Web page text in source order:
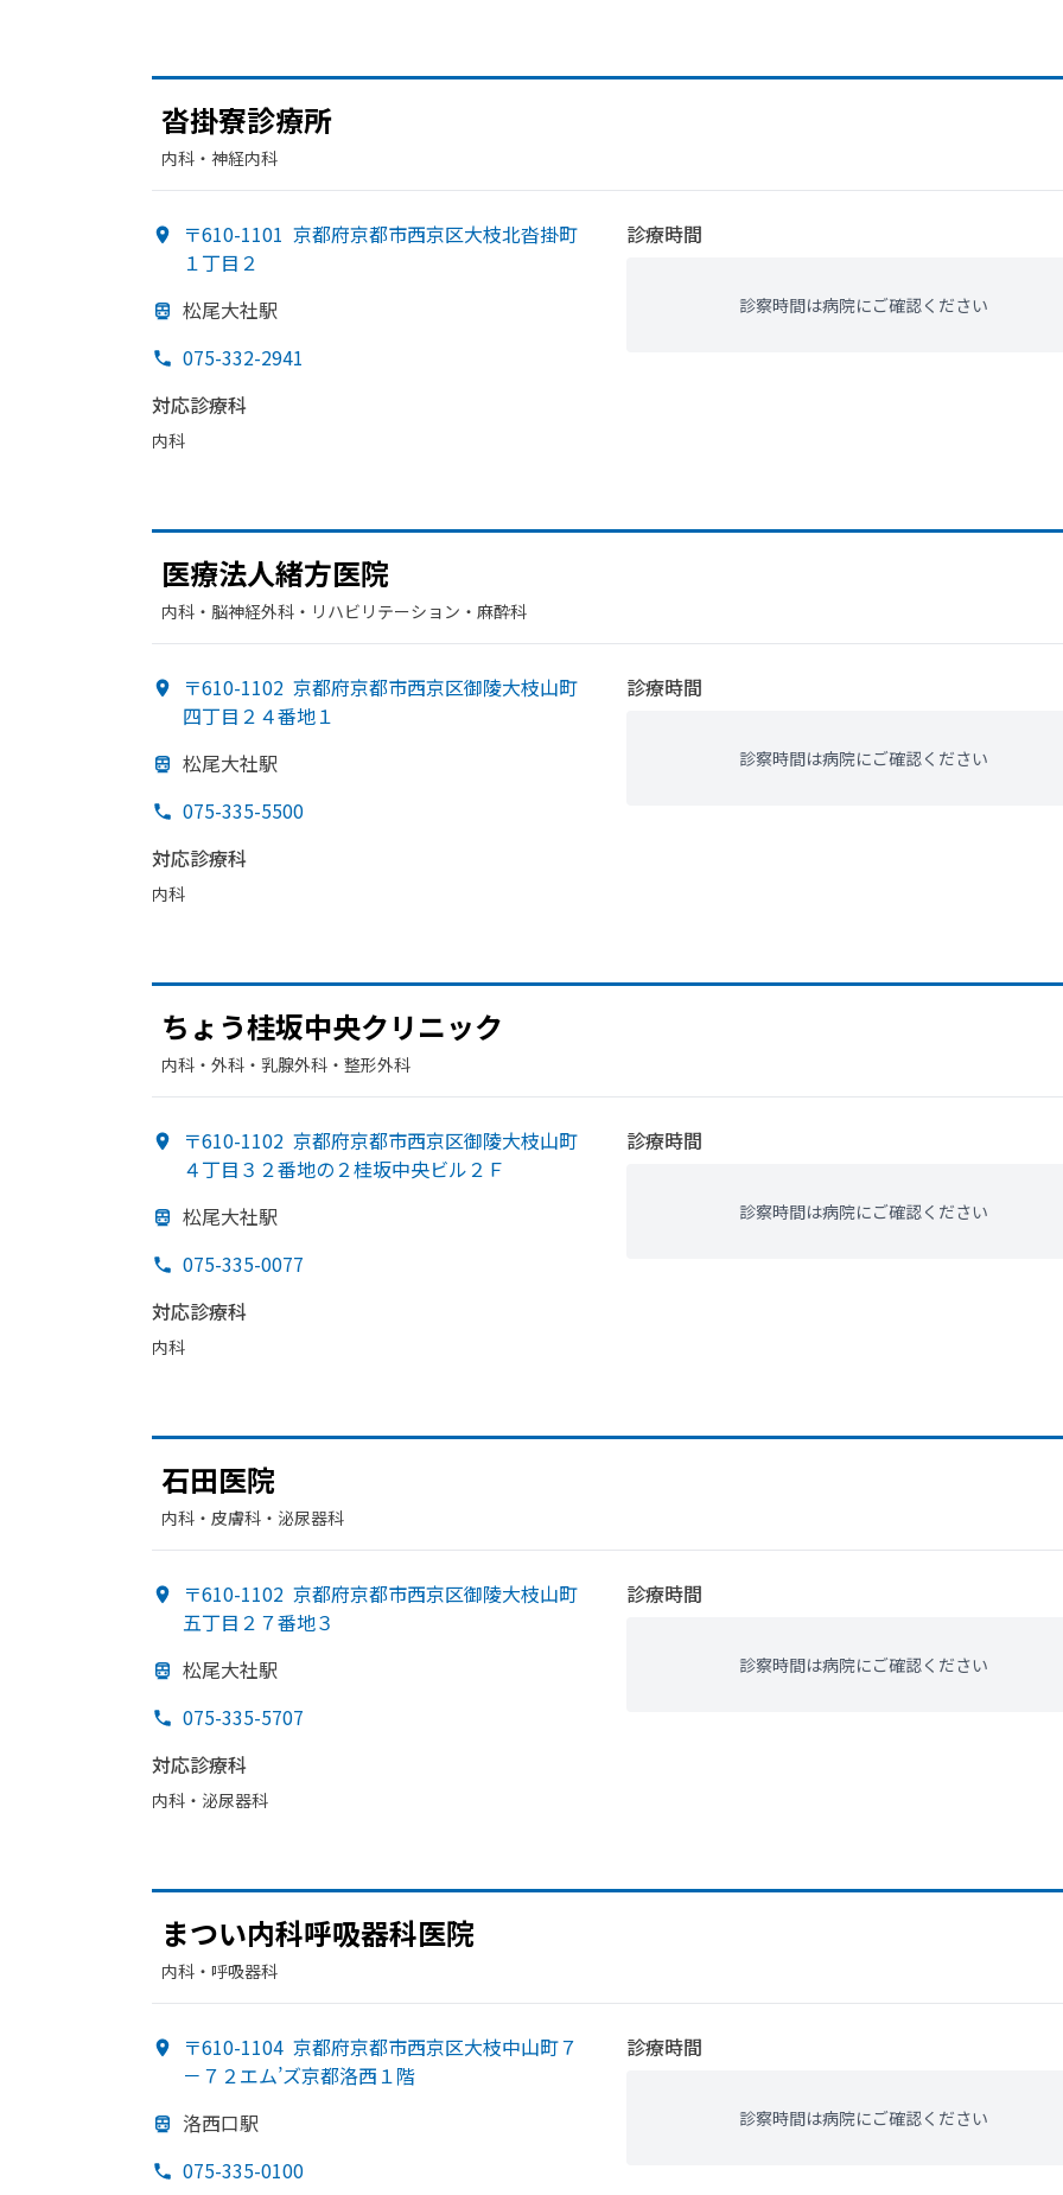
沓掛寮診療所
内科・​神経内科
〒610-1101 京都府京都市西京区大枝北沓掛町
１丁目２
松尾大社駅
075-332-2941
対応診療科
内科
診療時間
診察時間は病院にご確認ください
医療法人緒方医院
内科・​脳神経外科・​リハビリテーション・​麻酔科
〒610-1102 京都府京都市西京区御陵大枝山町
四丁目２４番地１
松尾大社駅
075-335-5500
対応診療科
内科
診療時間
診察時間は病院にご確認ください
ちょう桂坂中央クリニック
内科・​外科・​乳腺外科・​整形外科
〒610-1102 京都府京都市西京区御陵大枝山町
４丁目３２番地の２桂坂中央ビル２Ｆ
松尾大社駅
075-335-0077
対応診療科
内科
診療時間
診察時間は病院にご確認ください
石田医院
内科・​皮膚科・​泌尿器科
〒610-1102 京都府京都市西京区御陵大枝山町
五丁目２７番地３
松尾大社駅
075-335-5707
対応診療科
内科・​泌尿器科
診療時間
診察時間は病院にご確認ください
まつい内科呼吸器科医院
内科・​呼吸器科
〒610-1104 京都府京都市西京区大枝中山町７
－７２エム’ズ京都洛西１階
洛西口駅
075-335-0100
診療時間
診察時間は病院にご確認ください